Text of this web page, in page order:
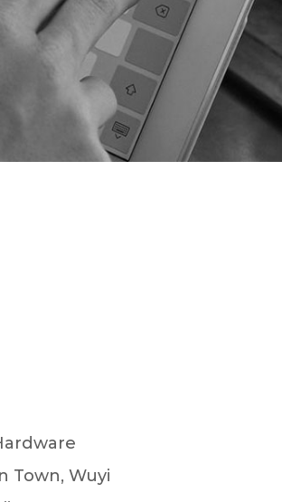
Town, Wuyi